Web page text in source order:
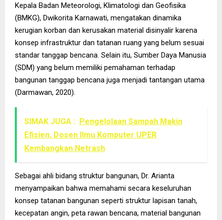
Kepala Badan Meteorologi, Klimatologi dan Geofisika
(BMKG), Dwikorita Karnawati, mengatakan dinamika
kerugian korban dan kerusakan material disinyalir karena
konsep infrastruktur dan tatanan ruang yang belum sesuai
standar tanggap bencana. Selain itu, Sumber Daya Manusia
(SDM) yang belum memiliki pemahaman terhadap
bangunan tanggap bencana juga menjadi tantangan utama
(Darmawan, 2020).
SIMAK JUGA : Pengelolaan Sampah Makin
Efisien, Dosen Ilmu Komputer UPER
Kembangkan Netrash
Sebagai ahli bidang struktur bangunan, Dr. Arianta
menyampaikan bahwa memahami secara keseluruhan
konsep tatanan bangunan seperti struktur lapisan tanah,
kecepatan angin, peta rawan bencana, material bangunan